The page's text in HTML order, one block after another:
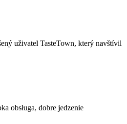
uživatel TasteTown, který navštívil
obsługa, dobre jedzenie